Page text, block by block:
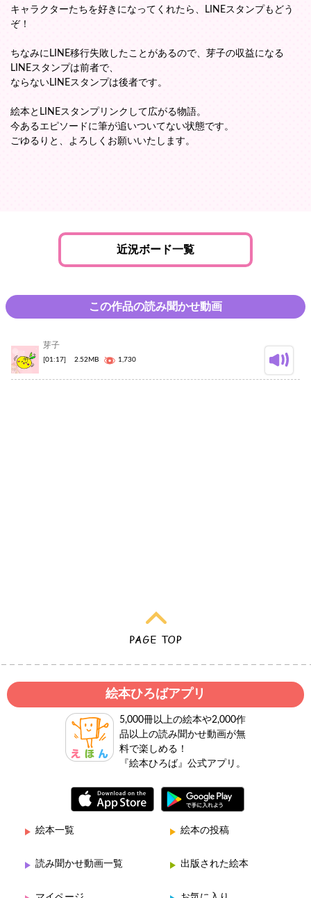
キャラクターたちを好きになってくれたら、LINEスタンプもどう
ぞ！
ちなみにLINE移行失敗したことがあるので、芽子の収益になる
LINEスタンプは前者で、
ならないLINEスタンプは後者です。
絵本とLINEスタンプリンクして広がる物語。
今あるエピソードに筆が追いついてない状態です。
ごゆるりと、よろしくお願いいたします。
近況ボード一覧
この作品の読み聞かせ動画
芽子
[01:17] 2.52MB 1,730
絵本ひろばアプリ
5,000冊以上の絵本や2,000作
品以上の読み聞かせ動画が無
料で楽しめる！
『絵本ひろば』公式アプリ。
絵本一覧 絵本の投稿
読み聞かせ動画一覧 出版された絵本